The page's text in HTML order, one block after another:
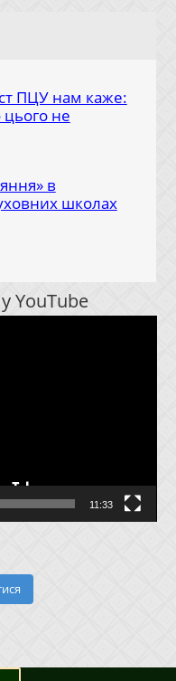
ПЦУ нам каже:
цього не
в
школах
YouTube
11:33